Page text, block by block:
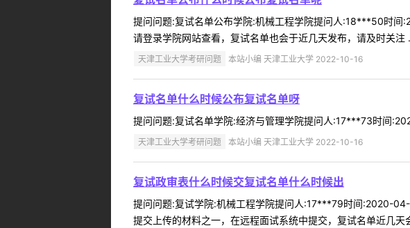
提问问题:复试名单公布学院:机械工程学院提问人:18***50时间
请登录学院网站查看，复试名单也会于近几天发布，请及时关注
天津工业大学考研问题 本站小编 天津工业大学 2022-10-16
复试名单什么时候公布复试名单呀
提问问题:复试名单学院:经济与管理学院提问人:17***73时间
天津工业大学考研问题 本站小编 天津工业大学 2022-10-16
复试政审表什么时候交复试名单什么时候出
提问问题:复试学院:机械工程学院提问人:17***79时间:2020-
提交上传的材料之一，在远程面试系统中提交，复试名单近几天